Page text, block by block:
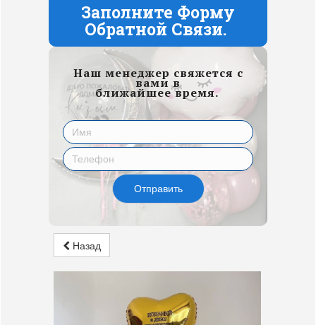
Заполните Форму
Обратной Связи.
Наш менеджер свяжется с
вами в
ближайшее время.
Отправить
Назад